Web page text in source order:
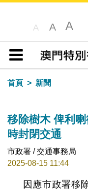
A A A
目錄
首頁
新聞
移除樹木 俾利
時封閉交通
市政署 / 交通事務局
2025-08-15 11:44
因應市政署移